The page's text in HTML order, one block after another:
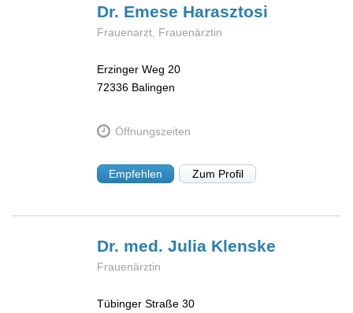
Dr. Emese Harasztosi
Frauenarzt, Frauenärztin
Erzinger Weg 20
72336 Balingen
Öffnungszeiten
Empfehlen Zum Profil
Dr. med. Julia Klenske
Frauenärztin
Tübinger Straße 30